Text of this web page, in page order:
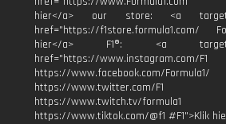
hier</a> our store: <a
href="https://f1store.formula1.com/
hier</a> F1®: <a
href="https://www.instagram.com/F1
https://www.facebook.com/Formula1/
https://www.twitter.com/F1
https://www.twitch.tv/formula1
https://www.tiktok.com/@f1 #F1">Klik